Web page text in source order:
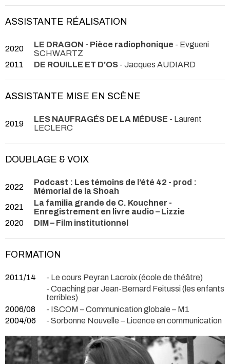
ASSISTANTE RÉALISATION
2020 LE DRAGON - Pièce radiophonique - Evgueni
SCHWARTZ
2011
DE ROUILLE ET D'OS - Jacques AUDIARD
ASSISTANTE MISE EN SCÈNE
2019 LES NAUFRAGÉS DE LA MÉDUSE - Laurent
LECLERC
DOUBLAGE & VOIX
2022
Podcast : Les témoins de l’été 42 - prod :
Mémorial de la Shoah
2021
La familia grande de C. Kouchner -
Enregistrement en livre audio – Lizzie
2020
DIM – Film institutionnel
FORMATION
2011/14
- Le cours Peyran Lacroix (école de théâtre)
- Coaching par Jean-Bernard Feitussi (les enfants
terribles)
2006/08
- ISCOM – Communication globale – M1
2004/06
- Sorbonne Nouvelle – Licence en communication